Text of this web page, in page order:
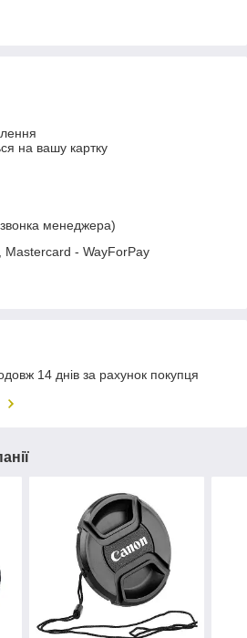
на вашу картку
менеджера)
- WayForPay
14 днів за рахунок покупця